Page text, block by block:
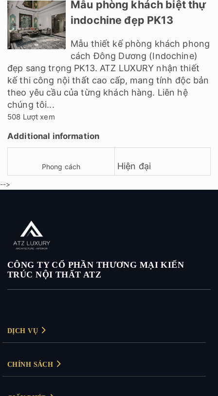
Mẫu phòng khách biệt thự
indochine đẹp PK13
Mẫu thiết kế phòng khách phong
cách Đông Dương (Indochine)
đẹp sang trọng PK13. ATZ LUXURY nhận thiết
kế thi công nội thất cao cấp, mang tính độc bản
theo yêu cầu của từng khách hàng. Liên hệ
chúng tôi...
508 Lượt xem
Additional information
Phong cách Hiện đại
-->
CÔNG TY CỔ PHẦN THƯƠNG MẠI KIẾN
TRÚC NỘI THẤT ATZ
DỊCH VỤ
Thiết kế nội thất biệt thự
CHÍNH SÁCH